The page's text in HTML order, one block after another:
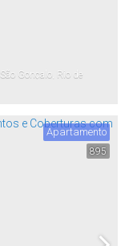
São Gonçalo Rio de
895
Apartamento